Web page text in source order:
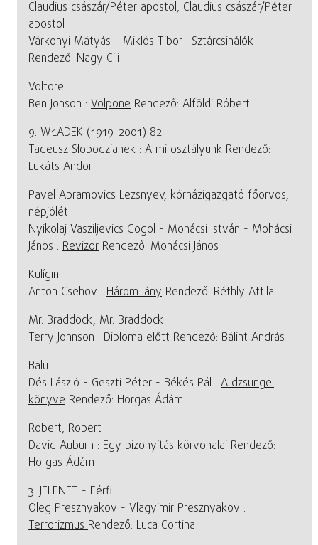
Claudius császár/Péter apostol, Claudius császár/Péter
apostol
Várkonyi Mátyás - Miklós Tibor : Sztárcsinálók
Rendező: Nagy Cili
Voltore
Ben Jonson : Volpone Rendező: Alföldi Róbert
9. WŁADEK (1919-2001) 82
Tadeusz Słobodzianek : A mi osztályunk Rendező:
Lukáts Andor
Pavel Abramovics Lezsnyev, kórházigazgató főorvos,
népjólét
Nyikolaj Vasziljevics Gogol - Mohácsi István - Mohácsi
János : Revizor Rendező: Mohácsi János
Kulígin
Anton Csehov : Három lány Rendező: Réthly Attila
Mr. Braddock, Mr. Braddock
Terry Johnson : Diploma előtt Rendező: Bálint András
Balu
Dés László - Geszti Péter - Békés Pál : A dzsungel
könyve Rendező: Horgas Ádám
Robert, Robert
David Auburn : Egy bizonyítás körvonalaiRendező:
Horgas Ádám
3. JELENET - Férfi
Oleg Presznyakov - Vlagyimir Presznyakov :
TerrorizmusRendező: Luca Cortina